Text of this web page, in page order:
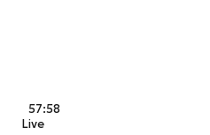
57:58
Live